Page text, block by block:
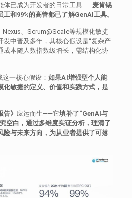
体已成为开发者的日常工具——麦肯锡
和99%的高管都已了解GenAI工具。
、Scrum@Scale等规模化敏捷
发中普及多年，其核心假设是“复杂产
成本随人数指数级增长，需结构化协
一核心假设： 如果AI增强型个人能
化敏捷的定义、价值和实践方式，是
告》 应运而生——它填补了“GenAI与
空白，通过多维度实证分析，理清了
险与未来方向，为从业者提供了可落